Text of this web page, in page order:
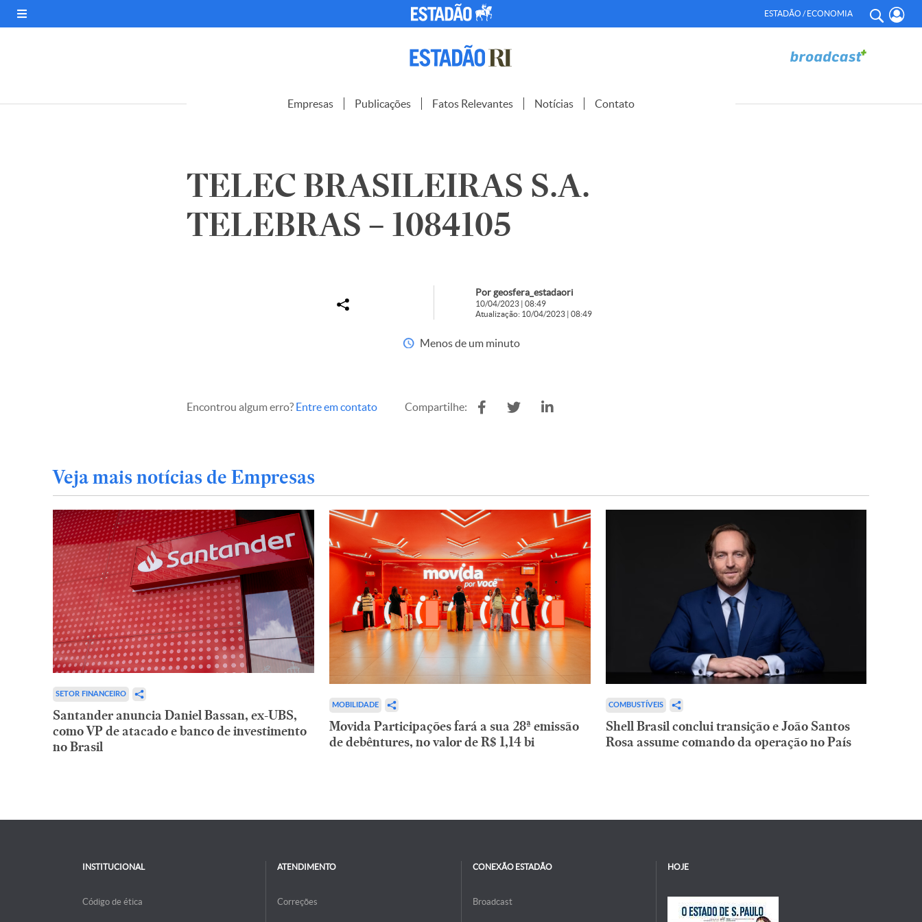
ESTADÃO / ECONOMIA
Empresas Publicações Fatos Relevantes Notícias Contato
TELEC BRASILEIRAS S.A.
TELEBRAS – 1084105
Por geosfera_estadaori
10/04/2023 | 08:49
Atualização: 10/04/2023 | 08:49
Menos de um minuto
Encontrou algum erro? Entre em contato Compartilhe:
Veja mais notícias de Empresas
SETOR FINANCEIRO
Santander anuncia Daniel Bassan, ex-UBS,
como VP de atacado e banco de investimento
no Brasil
MOBILIDADE
Movida Participações fará a sua 28ª emissão
de debêntures, no valor de R$ 1,14 bi
COMBUSTÍVEIS
Shell Brasil conclui transição e João Santos
Rosa assume comando da operação no País
INSTITUCIONAL
Código de ética
ATENDIMENTO
Correções
CONEXÃO ESTADÃO
Broadcast
HOJE